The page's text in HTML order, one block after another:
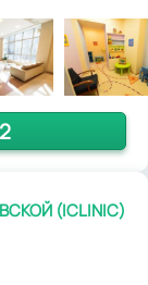
(ICLINIC)